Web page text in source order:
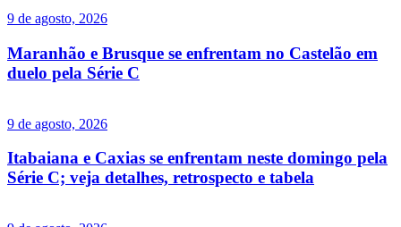
9 de agosto, 2026
Maranhão e Brusque se enfrentam no Castelão em
duelo pela Série C
9 de agosto, 2026
Itabaiana e Caxias se enfrentam neste domingo pela
Série C; veja detalhes, retrospecto e tabela